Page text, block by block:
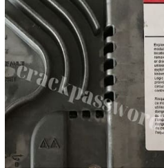
Gọi cho chúng tôi
Nhắn tin
Mail
COPYRIGHT 2018. ALL RIGHTS RESERVED